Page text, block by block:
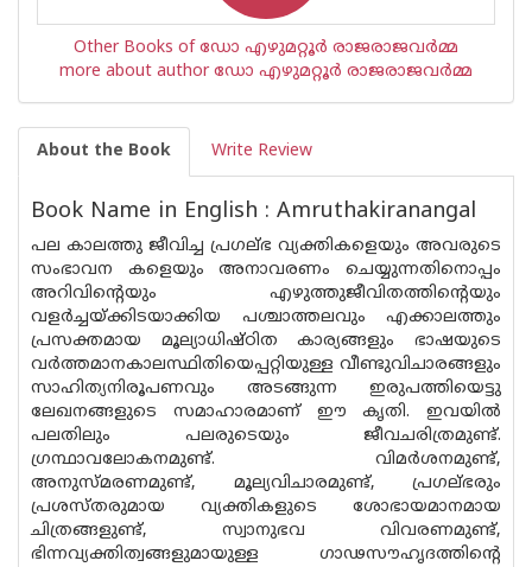
Other Books of ഡോ എഴുമറ്റൂര്‍ രാജരാജവര്‍മ്മ
more about author ഡോ എഴുമറ്റൂര്‍ രാജരാജവര്‍മ്മ
About the Book Write Review
Book Name in English : Amruthakiranangal
പല കാലത്തു ജീവിച്ച പ്രഗല്ഭ വ്യക്തികളെയും അവരുടെ
സംഭാവന കളെയും അനാവരണം ചെയ്യുന്നതിനൊപ്പം
അറിവിന്റെയും എഴുത്തുജീവിതത്തിൻ്റെയും
വളർച്ചയ്ക്കിടയാക്കിയ പശ്ചാത്തലവും എക്കാലത്തും
പ്രസക്തമായ മൂല്യാധിഷ്‌ഠിത കാര്യങ്ങളും ഭാഷയുടെ
വർത്തമാനകാലസ്ഥിതിയെപ്പറ്റിയുള്ള വീണ്ടുവിചാരങ്ങളും
സാഹിത്യനിരൂപണവും അടങ്ങുന്ന ഇരുപത്തിയെട്ടു
ലേഖനങ്ങളുടെ സമാഹാരമാണ് ഈ കൃതി. ഇവയിൽ
പലതിലും പലരുടെയും ജീവചരിത്രമുണ്ട്.
ഗ്രന്ഥാവലോകനമുണ്ട്. വിമർശനമുണ്ട്,
അനുസ്‌മരണമുണ്ട്, മൂല്യവിചാരമുണ്ട്, പ്രഗല്‌ഭരും
പ്രശസ്‌തരുമായ വ്യക്തികളുടെ ശോഭായമാനമായ
ചിത്രങ്ങളുണ്ട്, സ്വാനുഭവ വിവരണമുണ്ട്,
ഭിന്നവ്യക്തിത്വങ്ങളുമായുള്ള ഗാഢസൗഹൃദത്തിന്റെ